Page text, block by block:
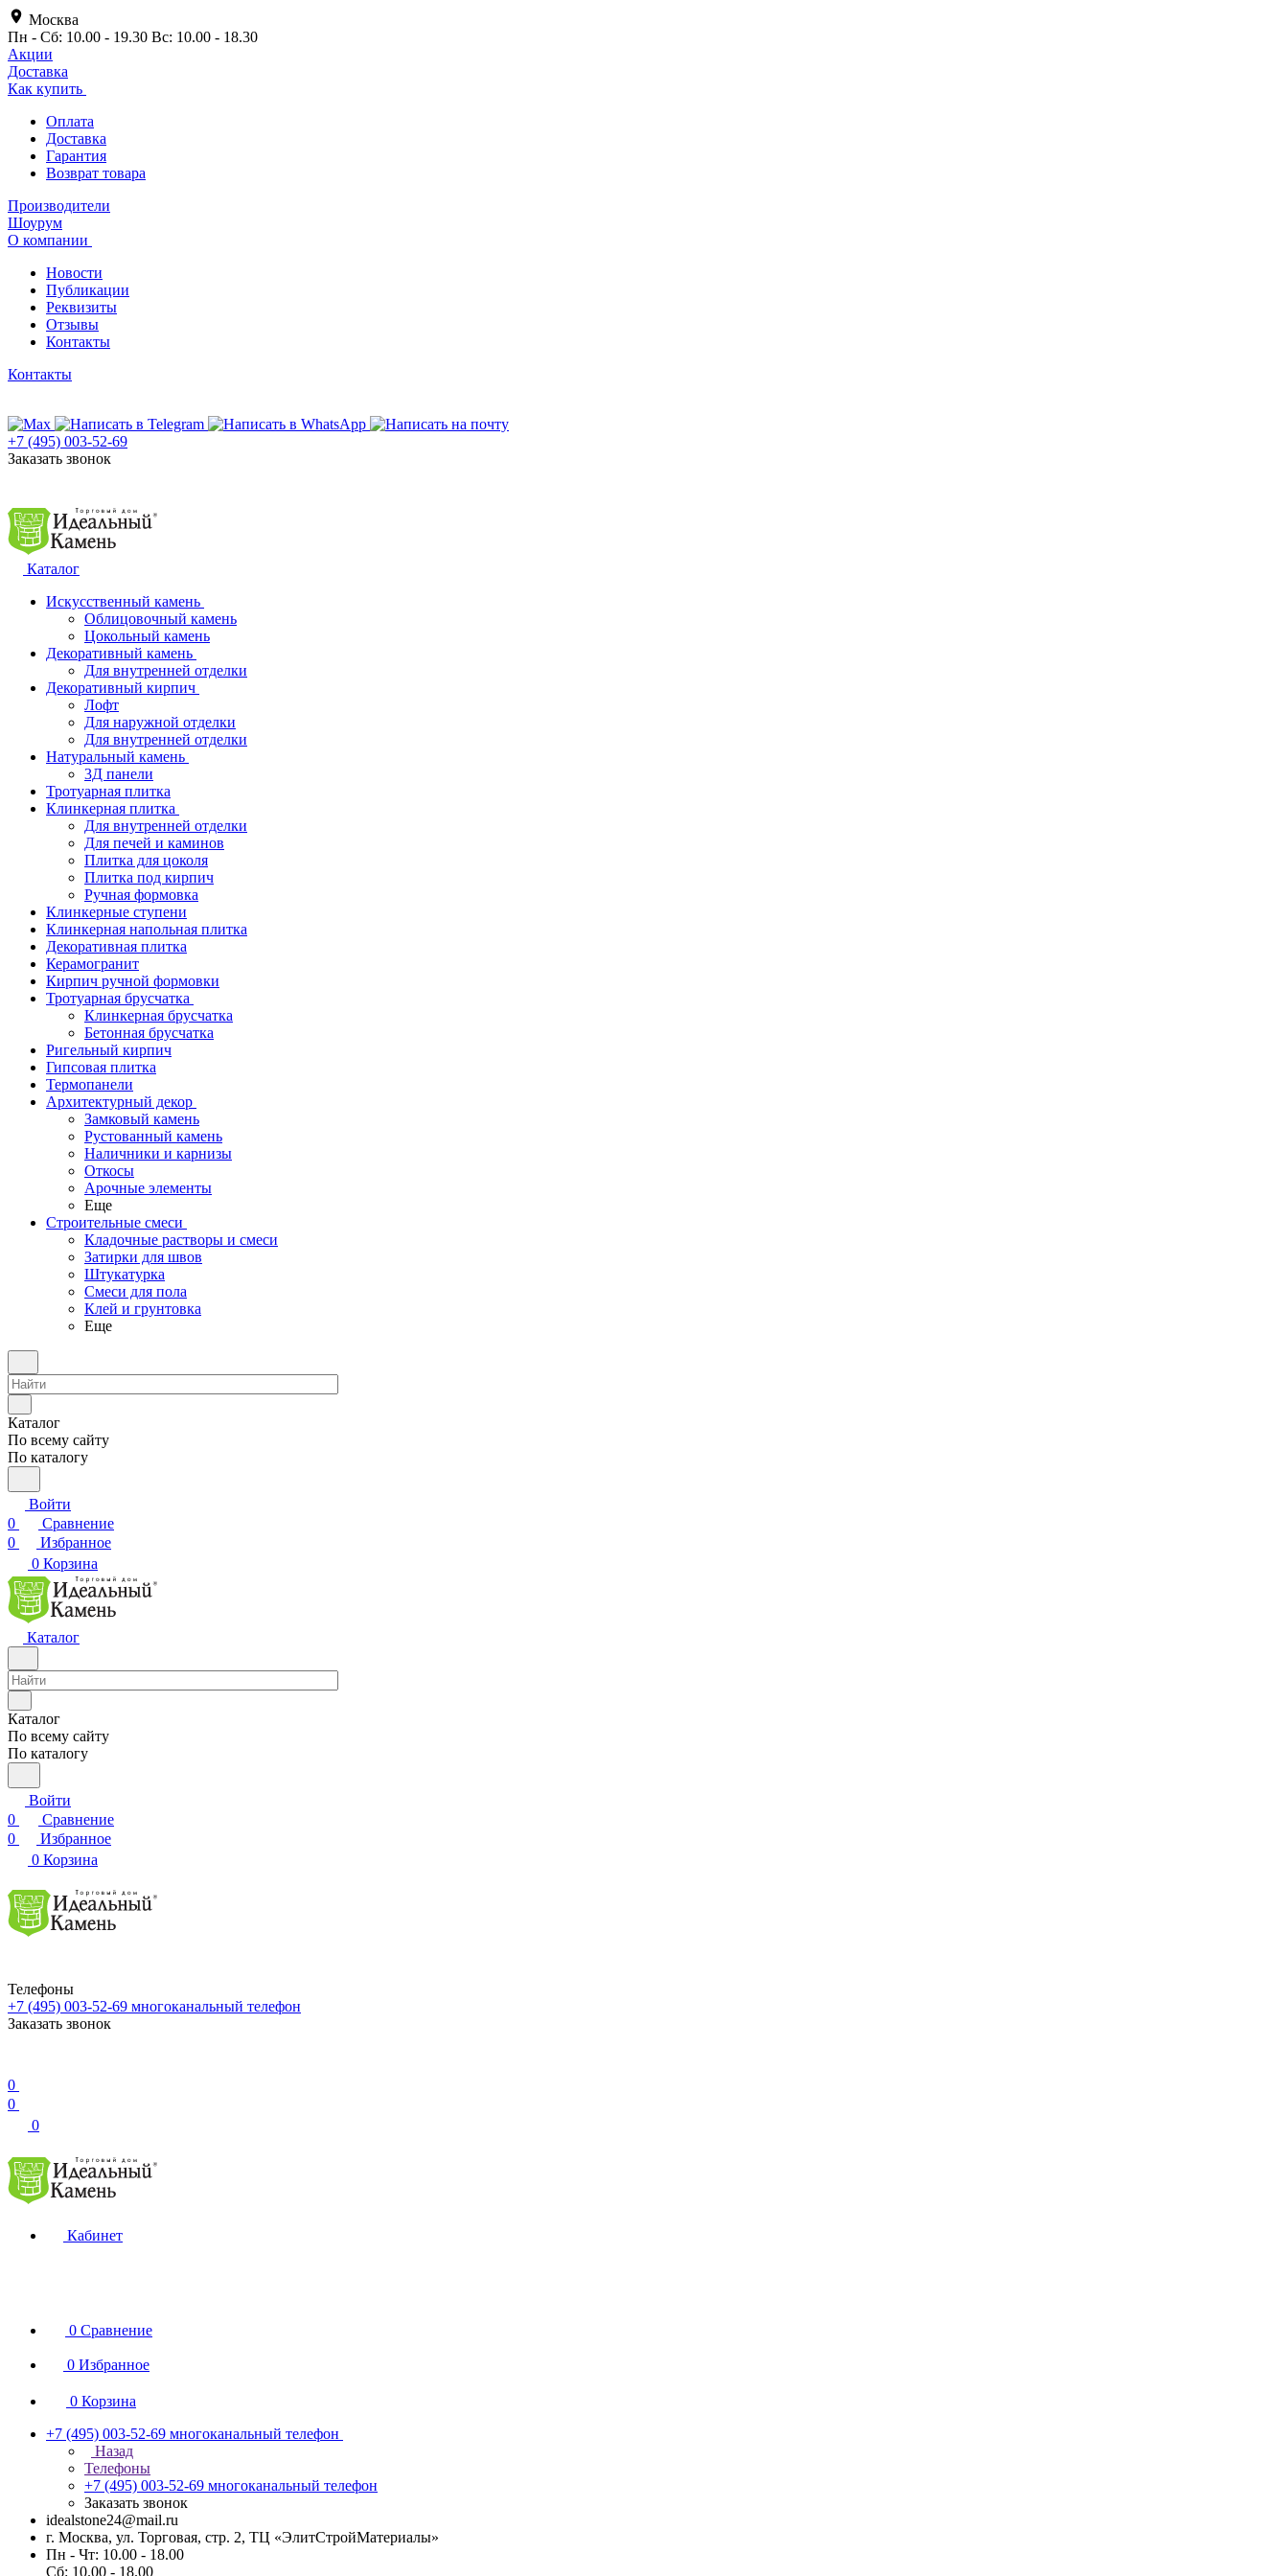
Москва
Пн - Сб: 10.00 - 19.30 Вс: 10.00 - 18.30
Акции
Доставка
Как купить
Оплата
Доставка
Гарантия
Возврат товара
Производители
Шоурум
О компании
Новости
Публикации
Реквизиты
Отзывы
Контакты
Контакты
+7 (495) 003-52-69
Заказать звонок
Каталог
Искусственный камень
Облицовочный камень
Цокольный камень
Декоративный камень
Для внутренней отделки
Декоративный кирпич
Лофт
Для наружной отделки
Для внутренней отделки
Натуральный камень
3Д панели
Тротуарная плитка
Клинкерная плитка
Для внутренней отделки
Для печей и каминов
Плитка для цоколя
Плитка под кирпич
Ручная формовка
Клинкерные ступени
Клинкерная напольная плитка
Декоративная плитка
Керамогранит
Кирпич ручной формовки
Тротуарная брусчатка
Клинкерная брусчатка
Бетонная брусчатка
Ригельный кирпич
Гипсовая плитка
Термопанели
Архитектурный декор
Замковый камень
Рустованный камень
Наличники и карнизы
Откосы
Арочные элементы
Еще
Строительные смеси
Кладочные растворы и смеси
Затирки для швов
Штукатурка
Смеси для пола
Клей и грунтовка
Еще
Каталог
По всему сайту
По каталогу
Войти
0
Сравнение
0
Избранное
0 Корзина
Каталог
Каталог
По всему сайту
По каталогу
Войти
0
Сравнение
0
Избранное
0 Корзина
Телефоны
+7 (495) 003-52-69 многоканальный телефон
Заказать звонок
0
0
0
Кабинет
0 Сравнение
0 Избранное
0 Корзина
+7 (495) 003-52-69 многоканальный телефон
Назад
Телефоны
+7 (495) 003-52-69 многоканальный телефон
Заказать звонок
idealstone24@mail.ru
г. Москва, ул. Торговая, стр. 2, ТЦ «ЭлитСтройМатериалы»
Пн - Чт: 10.00 - 18.00
Сб: 10.00 - 18.00